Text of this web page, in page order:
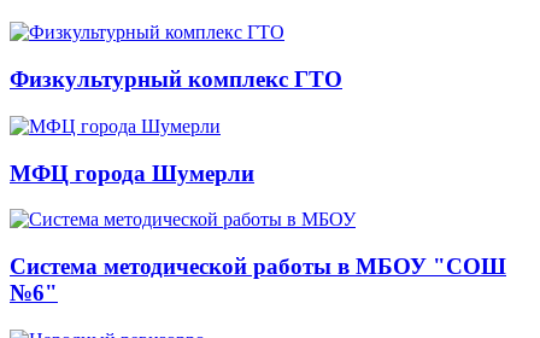
Физкультурный комплекс ГТО
МФЦ города Шумерли
Система методической работы в МБОУ "СОШ
№6"